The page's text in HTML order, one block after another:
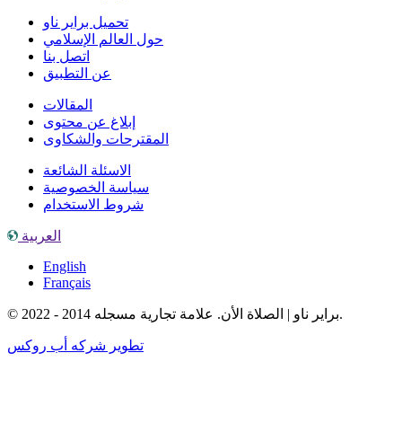
تحميل براير ناو
حول العالم الإسلامي
اتصل بنا
عن التطبيق
المقالات
إبلاغ عن محتوى
المقترحات والشكاوى
الاسئلة الشائعة
سياسة الخصوصية
شروط الاستخدام
العربية
English
Français
© براير ناو | الصلاة الأن. علامة تجارية مسجله 2014 - 2022.
تطوير شركه أب روكس